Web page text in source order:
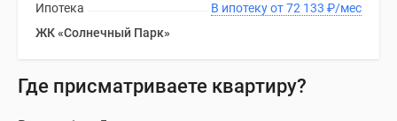
В ипотеку от 72 133 ₽/мес
Ипотека
ЖК «Солнечный Парк»
Где присматриваете квартиру?